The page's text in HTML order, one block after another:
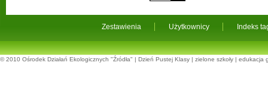
Zestawienia Użytkownicy Indeks
© 2010 Ośrodek Działań Ekologicznych "Źródła" | Dzień Pustej Klasy | zielone szkoły | edukacja